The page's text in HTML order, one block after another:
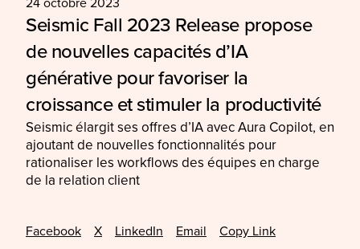
24 octobre 2023
Seismic Fall 2023 Release propose
de nouvelles capacités d’IA
générative pour favoriser la
croissance et stimuler la productivité
Seismic élargit ses offres d’IA avec Aura Copilot, en
ajoutant de nouvelles fonctionnalités pour
rationaliser les workflows des équipes en charge
de la relation client
Facebook X LinkedIn Email Copy Link